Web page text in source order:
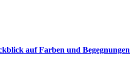
auf Farben und Begegnungen